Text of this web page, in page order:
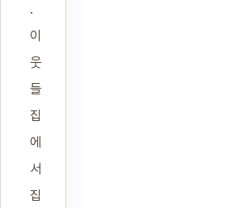
.
이
웃
들
집
에
서
집